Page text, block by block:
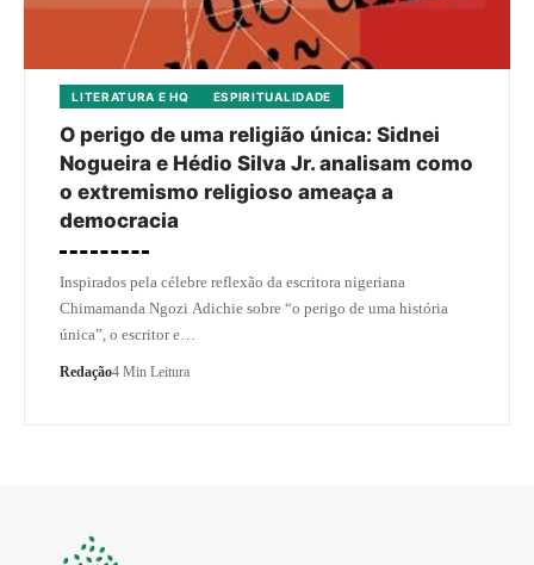
LITERATURA E HQ ESPIRITUALIDADE
O perigo de uma religião única: Sidnei
Nogueira e Hédio Silva Jr. analisam como
o extremismo religioso ameaça a
democracia
Inspirados pela célebre reflexão da escritora nigeriana
Chimamanda Ngozi Adichie sobre “o perigo de uma história
única”, o escritor e…
Redação4 Min Leitura